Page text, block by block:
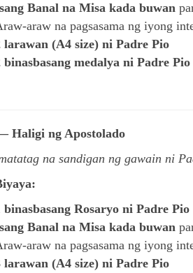
Banal na Misa kada buwan
araw na pagsasama ng iyong
larawan (A4 size) ni Padre Pio
binasbasang medalya ni Padre Pio
Haligi ng Apostolado
na sandigan ng gawain ni
binasbasang Rosaryo ni Padre Pio
Banal na Misa kada buwan
araw na pagsasama ng iyong
larawan (A4 size) ni Padre Pio